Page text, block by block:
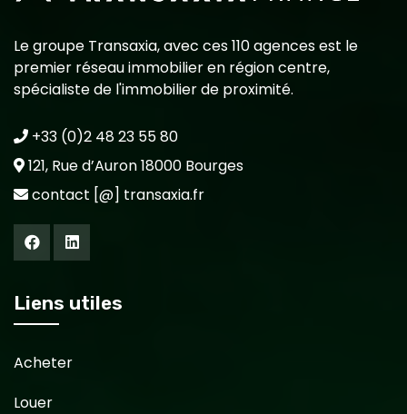
Le groupe Transaxia, avec ces 110 agences est le
premier réseau immobilier en région centre,
spécialiste de l'immobilier de proximité.
+33 (0)2 48 23 55 80
121, Rue d’Auron 18000 Bourges
contact [@] transaxia.fr
Liens utiles
Acheter
Louer